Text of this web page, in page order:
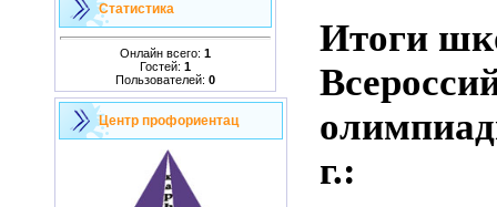
Статистика
Онлайн всего: 1
Гостей: 1
Пользователей: 0
Центр профориентац
Итоги
г.: